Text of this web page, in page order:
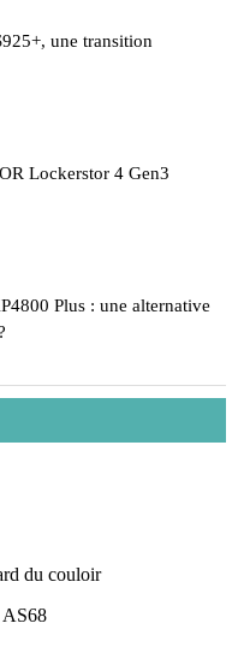
une transition
Lockerstor 4 Gen3
Plus : une alternative
du couloir
AS68